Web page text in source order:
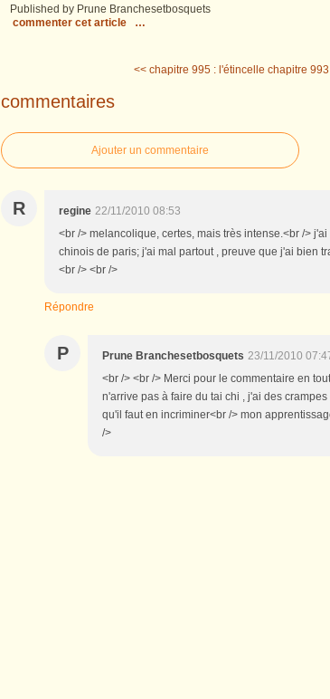
Published by Prune Branchesetbosquets
commenter cet article
…
<< chapitre 995 : l'étincelle chapitre
commentaires
Ajouter un commentaire
R regine 22/11/2010 08:53
<br /> melancolique, certes, mais très intense.<br />
chinois de paris; j'ai mal partout , preuve que j'ai bien
<br /> <br />
Répondre
P Prune Branchesetbosquets 23/11/2010
<br /> <br /> Merci pour le commentaire en
n'arrive pas à faire du tai chi , j'ai des
qu'il faut en incriminer<br /> mon
/>